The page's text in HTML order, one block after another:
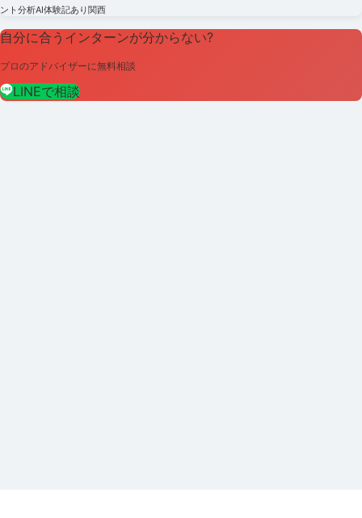
ント分析AI体験記あり関西
自分に合うインターンが分からない?
プロのアドバイザーに無料相談
LINEで相談